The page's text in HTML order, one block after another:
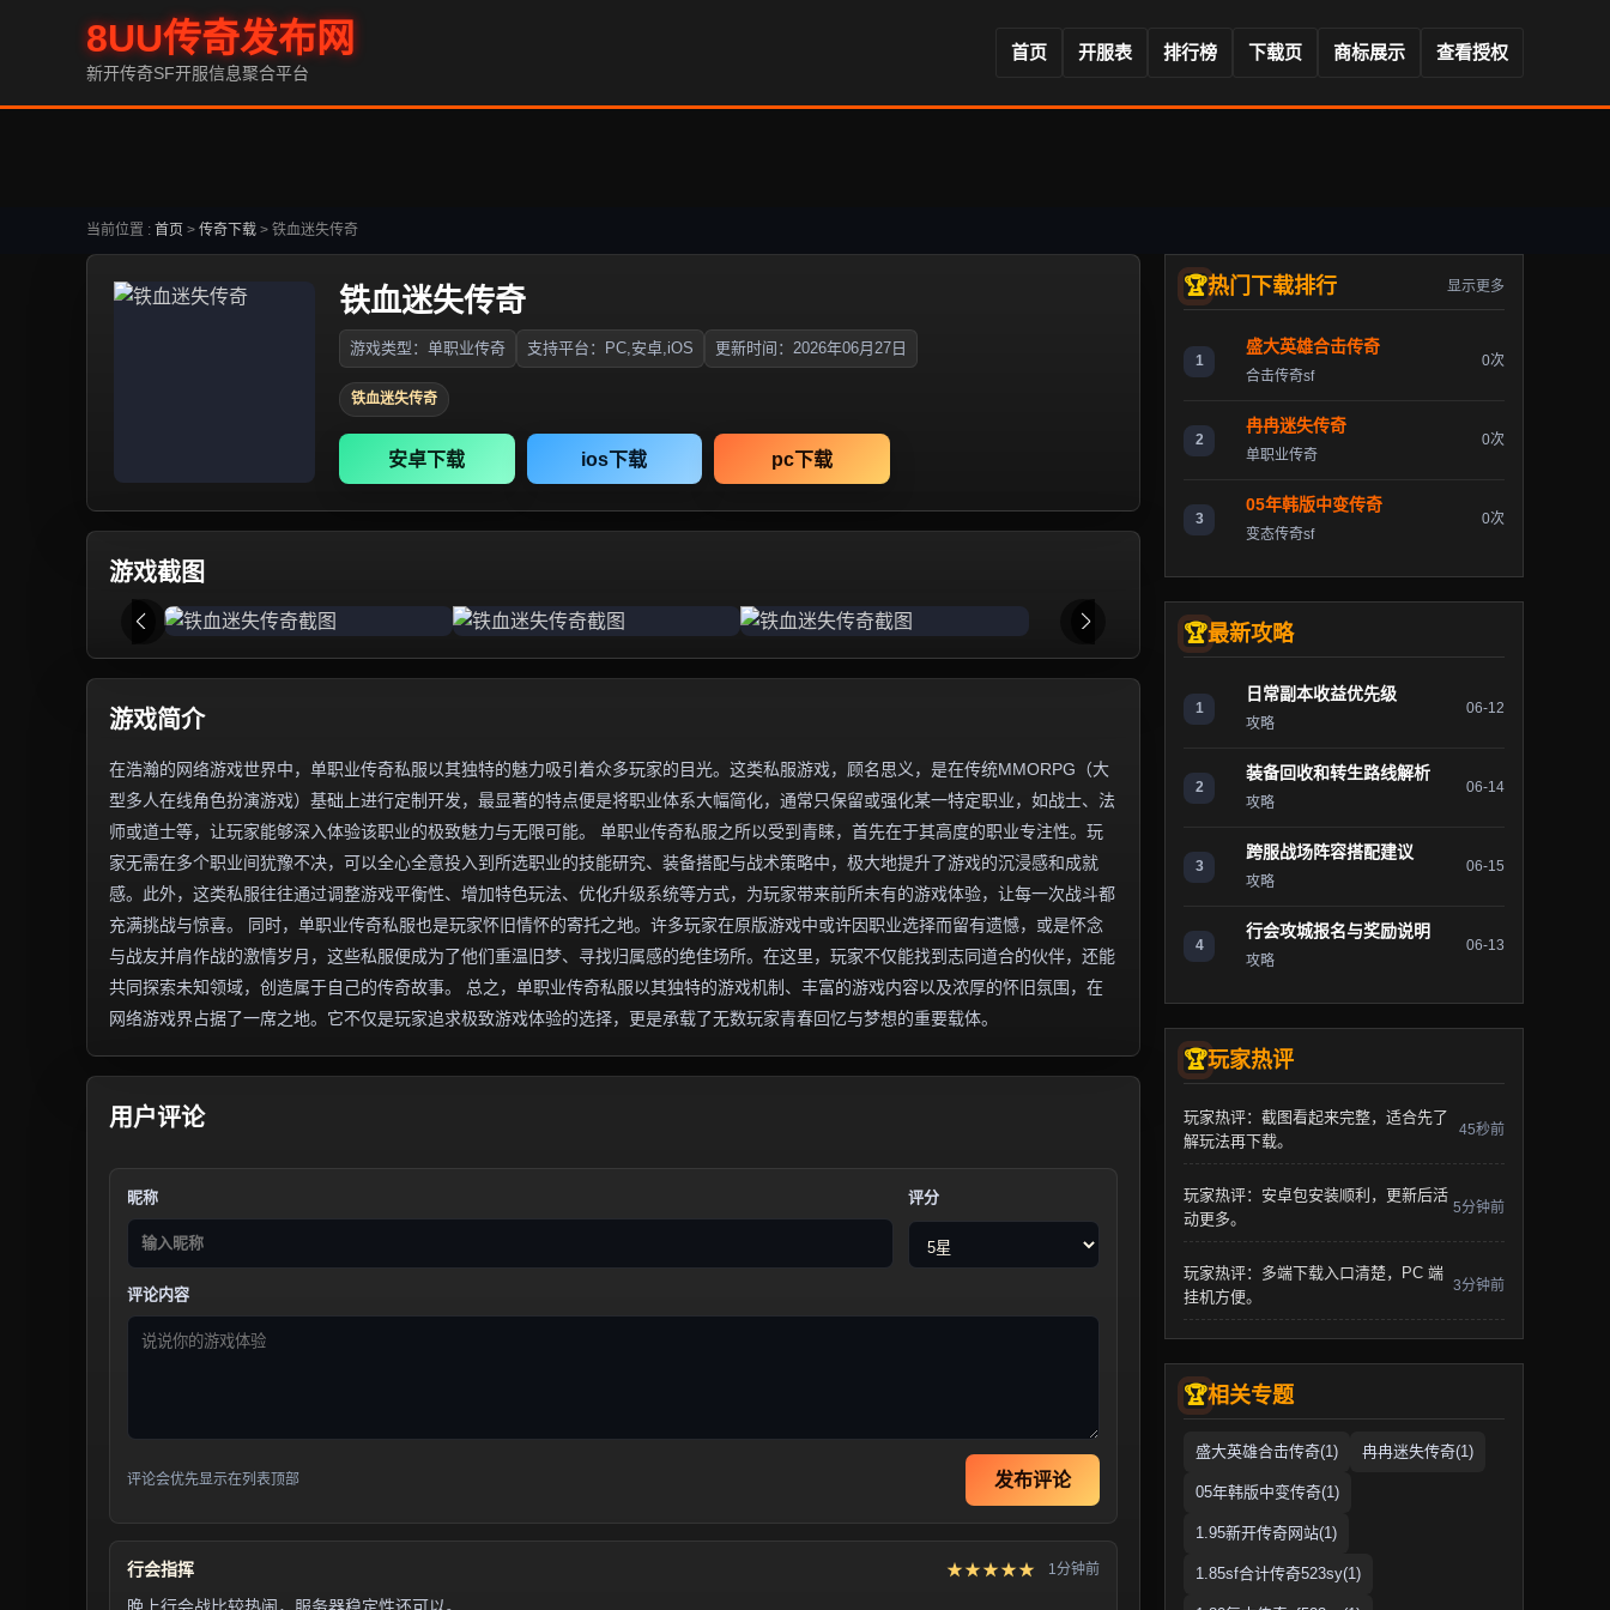
8UU传奇发布网
新开传奇SF开服信息聚合平台
首页 开服表 排行榜 下载页 商标展示 查看授权
当前位置 : 首页 > 传奇下载 > 铁血迷失传奇
铁血迷失传奇
游戏类型：单职业传奇 支持平台：PC,安卓,iOS 更新时间：2026年06月27日
铁血迷失传奇
安卓下载 ios下载 pc下载
游戏截图
游戏简介
在浩瀚的网络游戏世界中，单职业传奇私服以其独特的魅力吸引着众多玩家的目光。这类私服游戏，顾名思义，是在传统MMORPG（大
型多人在线角色扮演游戏）基础上进行定制开发，最显著的特点便是将职业体系大幅简化，通常只保留或强化某一特定职业，如战士、法
师或道士等，让玩家能够深入体验该职业的极致魅力与无限可能。 单职业传奇私服之所以受到青睐，首先在于其高度的职业专注性。玩
家无需在多个职业间犹豫不决，可以全心全意投入到所选职业的技能研究、装备搭配与战术策略中，极大地提升了游戏的沉浸感和成就
感。此外，这类私服往往通过调整游戏平衡性、增加特色玩法、优化升级系统等方式，为玩家带来前所未有的游戏体验，让每一次战斗都
充满挑战与惊喜。 同时，单职业传奇私服也是玩家怀旧情怀的寄托之地。许多玩家在原版游戏中或许因职业选择而留有遗憾，或是怀念
与战友并肩作战的激情岁月，这些私服便成为了他们重温旧梦、寻找归属感的绝佳场所。在这里，玩家不仅能找到志同道合的伙伴，还能
共同探索未知领域，创造属于自己的传奇故事。 总之，单职业传奇私服以其独特的游戏机制、丰富的游戏内容以及浓厚的怀旧氛围，在
网络游戏界占据了一席之地。它不仅是玩家追求极致游戏体验的选择，更是承载了无数玩家青春回忆与梦想的重要载体。
用户评论
昵称 评分
评论内容
评论会优先显示在列表顶部 发布评论
行会指挥 ★★★★★ 1分钟前
热门下载排行 显示更多
1
盛大英雄合击传奇
合击传奇sf
0次
2
冉冉迷失传奇
单职业传奇
0次
3
05年韩版中变传奇
变态传奇sf
0次
最新攻略
1
日常副本收益优先级
攻略
06-12
2
装备回收和转生路线解析
攻略
06-14
3
跨服战场阵容搭配建议
攻略
06-15
4
行会攻城报名与奖励说明
攻略
06-13
玩家热评
玩家热评：截图看起来完整，适合先了
解玩法再下载。
45秒前
玩家热评：安卓包安装顺利，更新后活
动更多。
5分钟前
玩家热评：多端下载入口清楚，PC 端
挂机方便。
3分钟前
相关专题
盛大英雄合击传奇(1) 冉冉迷失传奇(1)
05年韩版中变传奇(1)
1.95新开传奇网站(1)
1.85sf合计传奇523sy(1)